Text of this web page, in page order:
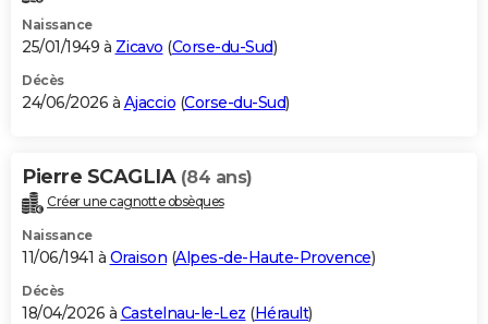
Dictionnaire
Biographies
Citations
Expressions
Proverbes
PROGRAMME TV
S'inscrire
Se connecter
Lycées
Collèges
Primaires
Universités
Entreprises
Service militaire
Avis de recherche
AVIS DE DÉCÈS
Bricolage
Lifestyle
Culture
Sport
Auto
Television
Voyage
Cinema
Naissance
25/01/1949 à Zicavo (Corse-du-Sud)
Décès
24/06/2026 à Ajaccio (Corse-du-Sud)
Pierre SCAGLIA (84 ans)
Créer une cagnotte obsèques
Naissance
11/06/1941 à Oraison (Alpes-de-Haute-Provence)
Décès
18/04/2026 à Castelnau-le-Lez (Hérault)